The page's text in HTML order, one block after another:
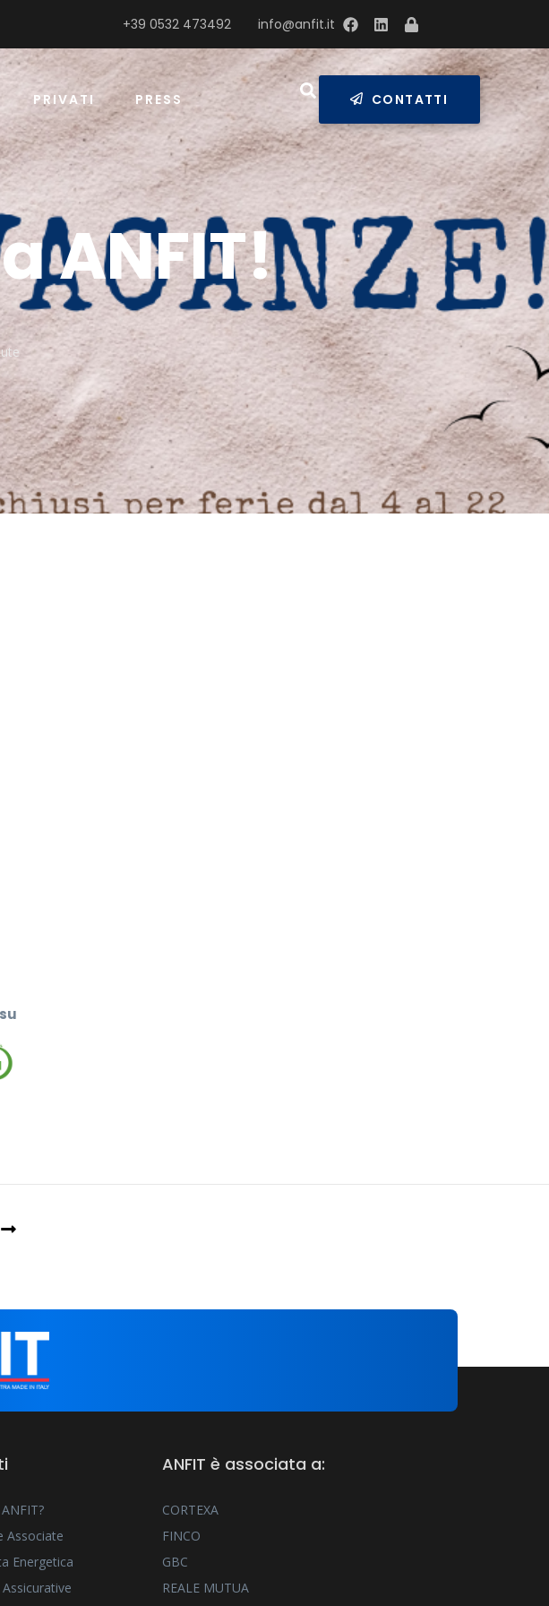
info@anfit.it
+39 0532 473492
PRIVATI PRESS CONTATTI
ANFIT!
Associate
Energetica
ANFIT è associata a:
CORTEXA
FINCO
GBC
REALE MUTUA